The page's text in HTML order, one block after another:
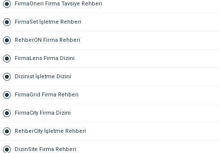
FirmaOneri Firma Tavsiye Rehberi
FirmaSet İşletme Rehberi
RehberON Firma Rehberi
FirmaLens Firma Dizini
Dizinist İşletme Dizini
FirmaGrid Firma Rehberi
FirmaCity Firma Dizini
RehberCity İşletme Rehberi
DizinSite Firma Rehberi